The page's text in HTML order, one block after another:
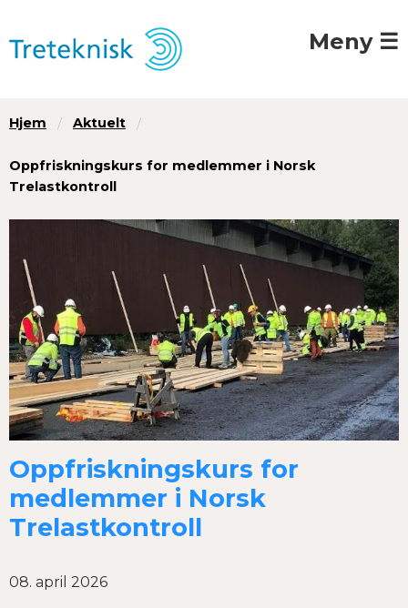
Meny ☰
Hjem Aktuelt
Oppfriskningskurs for medlemmer i Norsk
Trelastkontroll
Oppfriskningskurs for
medlemmer i Norsk
Trelastkontroll
08. april 2026